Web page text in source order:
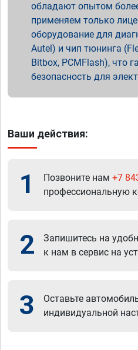
обладают опытом
применяем только
оборудование для
Autel) и чип тюнинга
Bitbox, PCMFlash), что
безопасность для
Ваши действия:
1 Позвоните нам +7
профессиональную
2
Запишитесь на
к нам в сервис на
3
Оставьте
индивидуальной